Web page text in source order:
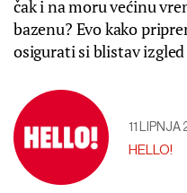
čak i na moru većinu
bazenu? Evo kako
osigurati si blistav
11 LIPNJA
HELLO!